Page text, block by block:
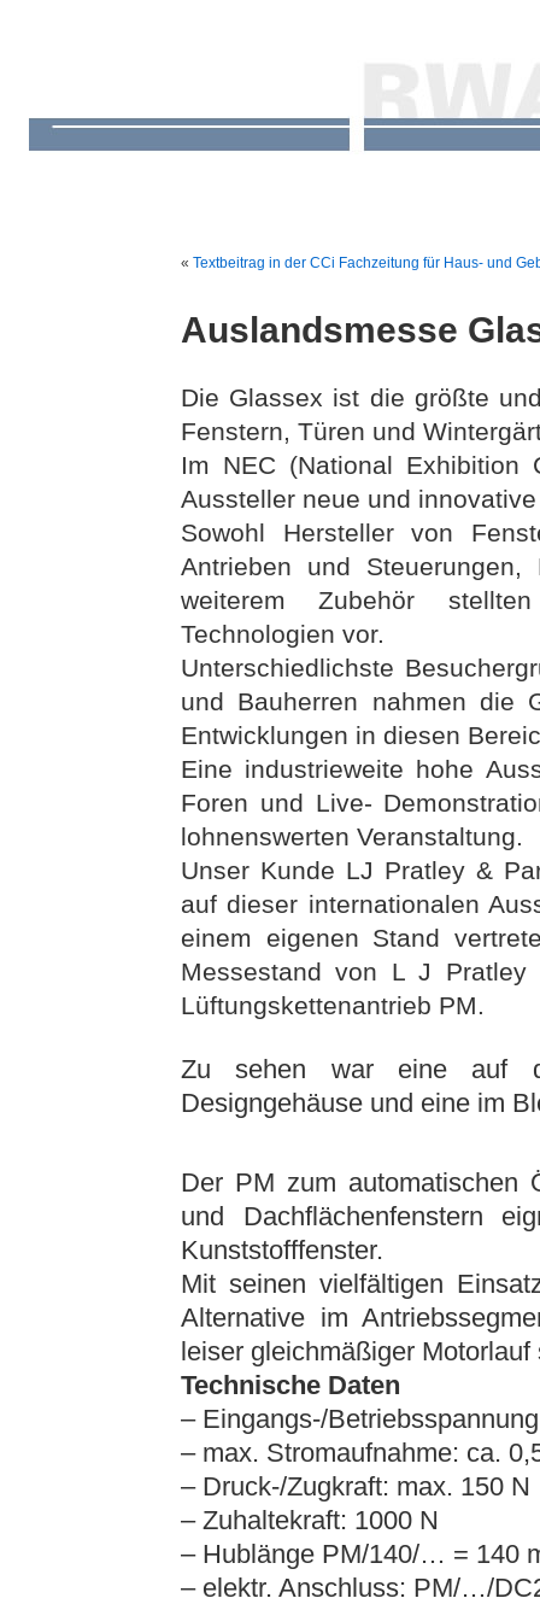
« Textbeitrag in der CCi Fachzeitung für Haus- und
Auslandsmesse
Die Glassex ist die größte
Fenstern, Türen und
Im NEC (National Exhibition
Aussteller neue und
Sowohl Hersteller von
Antrieben und
weiterem Zubehör
Technologien vor.
Unterschiedlichste
und Bauherren nahmen die
Entwicklungen in diesen
Eine industrieweite hohe
Foren und Live-
lohnenswerten Veranstaltung.
Unser Kunde LJ Pratley &
auf dieser internationalen
einem eigenen Stand
Messestand von L J
Lüftungskettenantrieb PM.
Zu sehen war eine auf
Designgehäuse und eine im
Der PM zum automatischen
und Dachflächenfenstern
Kunststofffenster.
Mit seinen vielfältigen
Alternative im
leiser gleichmäßiger
Technische Daten
– Eingangs-/
– max. Stromaufnahme: ca.
– Druck-/Zugkraft: max. 150 N
– Zuhaltekraft: 1000 N
– Hublänge PM/140/… = 140
– elektr. Anschluss: PM/…/